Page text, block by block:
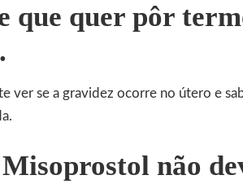
que quer pôr
ver se a gravidez ocorre no útero e
não